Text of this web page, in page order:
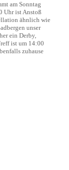
am Sonntag
Uhr ist Anstoß
ähnlich wie
unser
ein Derby,
ist um 14:00
zuhause